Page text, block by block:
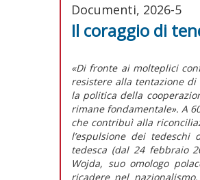
Documenti, 2026-5
Il coraggio di
«Di fronte ai molteplici
resistere alla tentazione
la politica della
rimane fondamentale». A
che contribuì alla
l’espulsione dei tedeschi
tedesca (dal 24 febbraio
Wojda, suo omologo
ricadere nel